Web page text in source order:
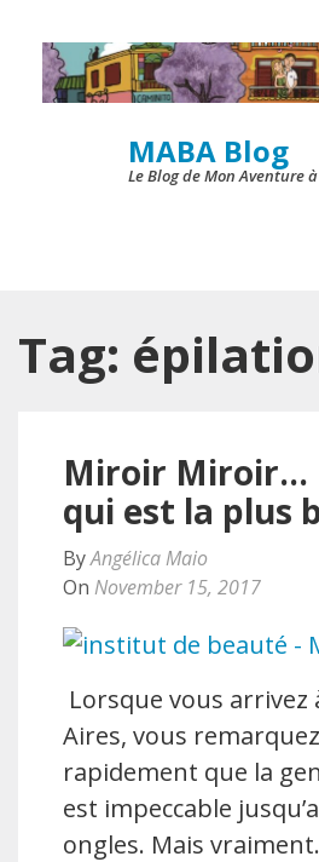
Skip
to
content
MABA Blog
Le Blog de Mon Aventure
Tag:
Miroir Miroir…
qui est la plus
ByAngélica Maio
On November 15, 2017
Lorsque vous arrivez
Aires, vous
rapidement que la
est impeccable
ongles. Mais